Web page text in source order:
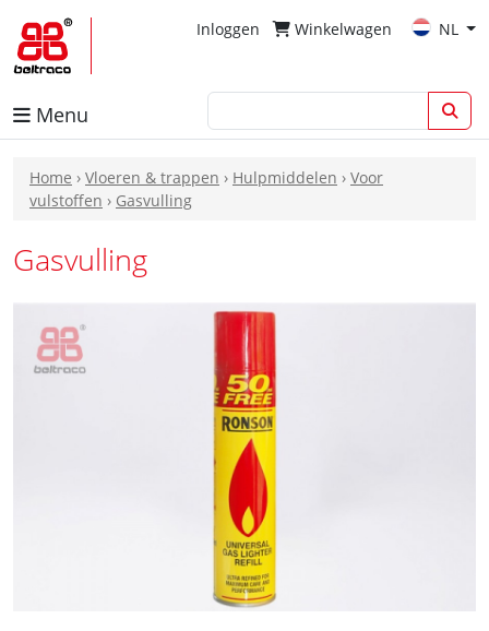
Inloggen Winkelwagen NL
Menu
Home › Vloeren & trappen › Hulpmiddelen › Voor
vulstoffen › Gasvulling
Gasvulling